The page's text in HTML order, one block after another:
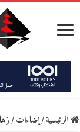
الرئيسية/إضاءات/